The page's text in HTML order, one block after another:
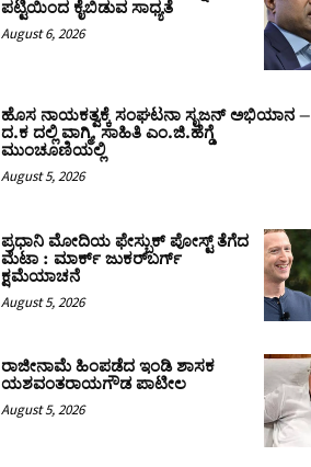
ಪಟ್ಟಿಯಿಂದ ಕೈಬಿಡುವ ಸಾಧ್ಯತೆ
August 6, 2026
ಹೊಸ ನಾಯಕತ್ವಕ್ಕೆ ಸಂಘಟನಾ ಸೃಜನ್ ಅಭಿಯಾನ –
ದ.ಕ ದಲ್ಲಿ ವಾಗ್ಮಿ, ಸಾಹಿತಿ ಎಂ.ಜಿ.ಹೆಗ್ಡೆ
ಮುಂಚೂಣಿಯಲ್ಲಿ
August 5, 2026
ಪ್ರಧಾನಿ ಮೋದಿಯ ಫೇಸ್ಬುಕ್‌ ಪೋಸ್ಟ್‌ ತೆಗೆದ
ಮೆಟಾ : ಮಾರ್ಕ್ ಜುಕರ್‌ಬರ್ಗ್
ಕ್ಷಮೆಯಾಚನೆ
August 5, 2026
ರಾಜೀನಾಮೆ ಹಿಂಪಡೆದ ಇಂಡಿ ಶಾಸಕ
ಯಶವಂತರಾಯಗೌಡ ಪಾಟೀಲ
August 5, 2026